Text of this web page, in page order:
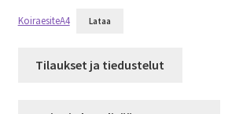
KoiraesiteA4 Lataa
Tilaukset ja tiedustelut